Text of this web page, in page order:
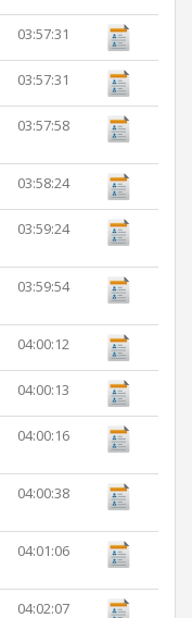
03:57:31
03:57:31
03:57:58
03:58:24
03:59:24
03:59:54
04:00:12
04:00:13
04:00:16
04:00:38
04:01:06
04:02:07